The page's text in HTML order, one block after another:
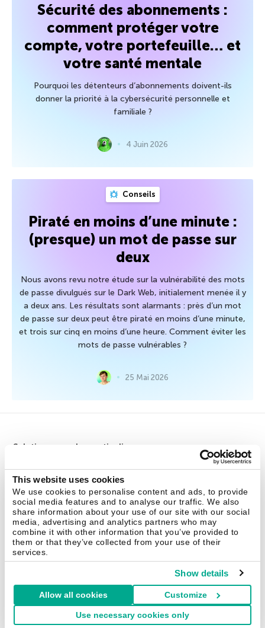
This website uses cookies
We use cookies to personalise content and ads, to provide
social media features and to analyse our traffic. We also
share information about your use of our site with our social
media, advertising and analytics partners who may
combine it with other information that you’ve provided to
them or that they’ve collected from your use of their
services.
Show details
Allow all cookies Customize
Use necessary cookies only
Sécurité des abonnements :
comment protéger votre
compte, votre portefeuille… et
votre santé mentale
Pourquoi les détenteurs d’abonnements doivent-ils
donner la priorité à la cybersécurité personnelle et
familiale ?
4 Juin 2026
Conseils
Piraté en moins d’une minute :
(presque) un mot de passe sur
deux
Nous avons revu notre étude sur la vulnérabilité des mots
de passe divulgués sur le Dark Web, initialement menée il y
a deux ans. Les résultats sont alarmants : près d’un mot
de passe sur deux peut être piraté en moins d’une minute,
et trois sur cinq en moins d’une heure. Comment éviter les
mots de passe vulnérables ?
25 Mai 2026
Solutions pour les particuliers
Kaspersky Standard
Kaspersky Plus
Kaspersky Premium
Toutes les solutions
TPE
1 50 EMPLOYS
Kaspersky Small Office Security
Kaspersky Endpoint Security Cloud
Tous les produits